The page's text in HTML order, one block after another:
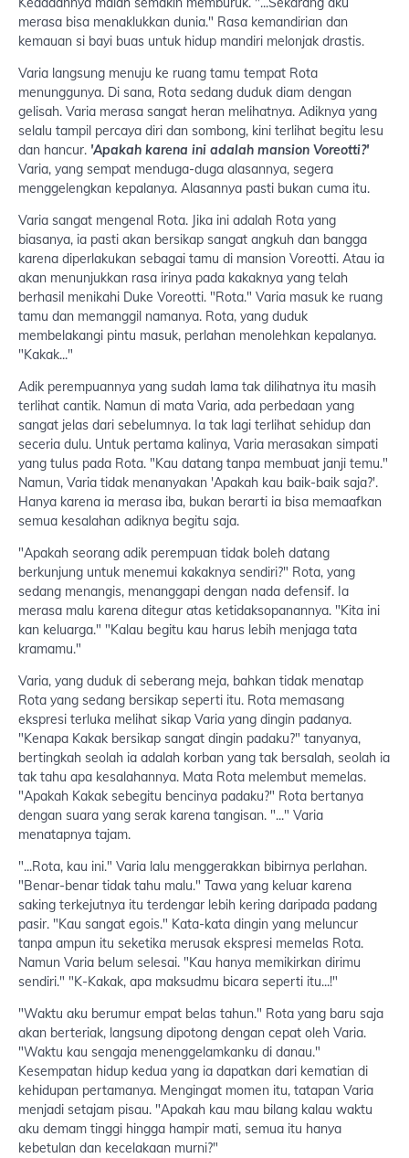
merasa bisa menaklukkan dunia." Rasa kemandirian dan
kemauan si bayi buas untuk hidup mandiri melonjak drastis.
Varia langsung menuju ke ruang tamu tempat Rota
menunggunya. Di sana, Rota sedang duduk diam dengan
gelisah. Varia merasa sangat heran melihatnya. Adiknya yang
selalu tampil percaya diri dan sombong, kini terlihat begitu lesu
dan hancur. 'Apakah karena ini adalah mansion Voreotti?'
Varia, yang sempat menduga-duga alasannya, segera
menggelengkan kepalanya. Alasannya pasti bukan cuma itu.
Varia sangat mengenal Rota. Jika ini adalah Rota yang
biasanya, ia pasti akan bersikap sangat angkuh dan bangga
karena diperlakukan sebagai tamu di mansion Voreotti. Atau ia
akan menunjukkan rasa irinya pada kakaknya yang telah
berhasil menikahi Duke Voreotti. "Rota." Varia masuk ke ruang
tamu dan memanggil namanya. Rota, yang duduk
membelakangi pintu masuk, perlahan menolehkan kepalanya.
"Kakak..."
Adik perempuannya yang sudah lama tak dilihatnya itu masih
terlihat cantik. Namun di mata Varia, ada perbedaan yang
sangat jelas dari sebelumnya. Ia tak lagi terlihat sehidup dan
seceria dulu. Untuk pertama kalinya, Varia merasakan simpati
yang tulus pada Rota. "Kau datang tanpa membuat janji temu."
Namun, Varia tidak menanyakan 'Apakah kau baik-baik saja?'.
Hanya karena ia merasa iba, bukan berarti ia bisa memaafkan
semua kesalahan adiknya begitu saja.
"Apakah seorang adik perempuan tidak boleh datang
berkunjung untuk menemui kakaknya sendiri?" Rota, yang
sedang menangis, menanggapi dengan nada defensif. Ia
merasa malu karena ditegur atas ketidaksopanannya. "Kita ini
kan keluarga." "Kalau begitu kau harus lebih menjaga tata
kramamu."
Varia, yang duduk di seberang meja, bahkan tidak menatap
Rota yang sedang bersikap seperti itu. Rota memasang
ekspresi terluka melihat sikap Varia yang dingin padanya.
"Kenapa Kakak bersikap sangat dingin padaku?" tanyanya,
bertingkah seolah ia adalah korban yang tak bersalah, seolah ia
tak tahu apa kesalahannya. Mata Rota melembut memelas.
"Apakah Kakak sebegitu bencinya padaku?" Rota bertanya
dengan suara yang serak karena tangisan. "..." Varia
menatapnya tajam.
"...Rota, kau ini." Varia lalu menggerakkan bibirnya perlahan.
"Benar-benar tidak tahu malu." Tawa yang keluar karena
saking terkejutnya itu terdengar lebih kering daripada padang
pasir. "Kau sangat egois." Kata-kata dingin yang meluncur
tanpa ampun itu seketika merusak ekspresi memelas Rota.
Namun Varia belum selesai. "Kau hanya memikirkan dirimu
sendiri." "K-Kakak, apa maksudmu bicara seperti itu...!"
"Waktu aku berumur empat belas tahun." Rota yang baru saja
akan berteriak, langsung dipotong dengan cepat oleh Varia.
"Waktu kau sengaja menenggelamkanku di danau."
Kesempatan hidup kedua yang ia dapatkan dari kematian di
kehidupan pertamanya. Mengingat momen itu, tatapan Varia
menjadi setajam pisau. "Apakah kau mau bilang kalau waktu
aku demam tinggi hingga hampir mati, semua itu hanya
kebetulan dan kecelakaan murni?"